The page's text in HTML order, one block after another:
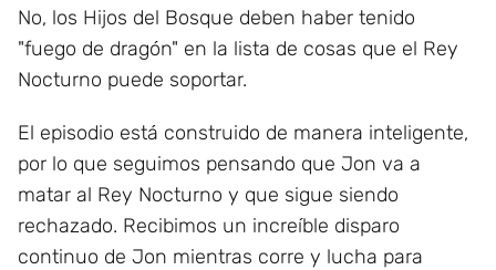
No, los Hijos del Bosque deben haber tenido
"fuego de dragón" en la lista de cosas que el Rey
Nocturno puede soportar.
El episodio está construido de manera inteligente,
por lo que seguimos pensando que Jon va a
matar al Rey Nocturno y que sigue siendo
rechazado. Recibimos un increíble disparo
continuo de Jon mientras corre y lucha para